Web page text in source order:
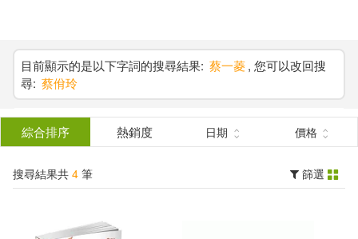
尋分類
目前顯示的是以下字詞的搜尋結果: 蔡一菱, 您可以改回搜
尋: 蔡佾玲
綜合排序 熱銷度 日期 價格
搜尋結果共 4 筆 篩選